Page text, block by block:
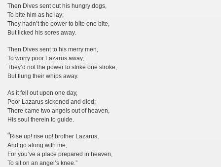
Then Dives sent out his hungry dogs,
To bite him as he lay;
They hadn’t the power to bite one bite,
But licked his sores away.
Then Dives sent to his merry men,
To worry poor Lazarus away;
They’d not the power to strike one stroke,
But flung their whips away.
As it fell out upon one day,
Poor Lazarus sickened and died;
There came two angels out of heaven,
His soul therein to guide.
“Rise up! rise up! brother Lazarus,
And go along with me;
For you’ve a place prepared in heaven,
To sit on an angel’s knee.”